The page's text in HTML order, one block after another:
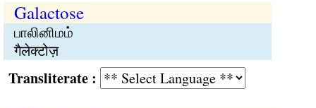
Galactose
பாலினிமம்
गैलेक्टोज़
: